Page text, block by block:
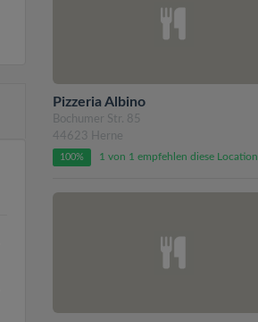
Pizzeria Albino
Bochumer Str. 85
44623 Herne
100% 1 von 1 empfehlen diese Location